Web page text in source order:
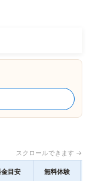
スクロールできます →
目安 無料体験